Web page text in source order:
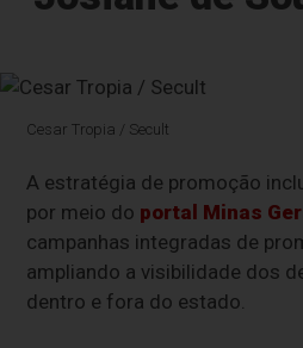
Cesar Tropia / Secult
A estratégia de promoção
por meio do portal Minas
campanhas integradas de
ampliando a visibilidade dos
dentro e fora do estado.